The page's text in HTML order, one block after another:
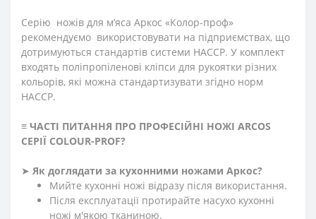
Серію ножів для м’яса Аркос «Колор-проф»
рекомендуємо використовувати на підприємствах, що
дотримуються стандартів системи HACCP. У комплект
входять поліпропіленові кліпси для рукоятки різних
кольорів, які можна стандартизувати згідно норм
НАССР.
≡ ЧАСТІ ПИТАННЯ ПРО ПРОФЕСІЙНІ НОЖІ ARCOS
СЕРІЇ СOLOUR-PROF?
➤ Як доглядати за кухонними ножами Аркос?
Мийте кухонні ножі відразу після використання.
Після експлуатації протирайте насухо кухонні
ножі м'якою тканиною.